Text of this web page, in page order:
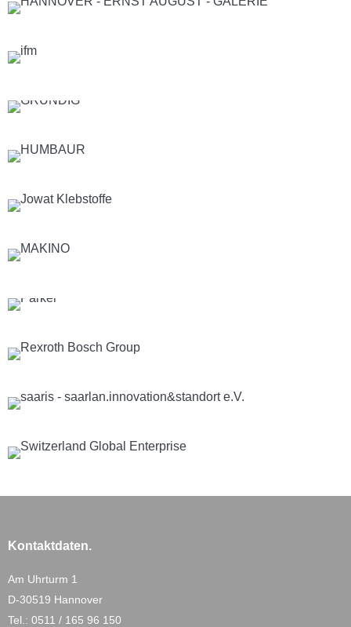
Kontaktdaten.
Am Uhrturm 1
D-30519 Hannover
Tel.: 0511 / 165 96 150